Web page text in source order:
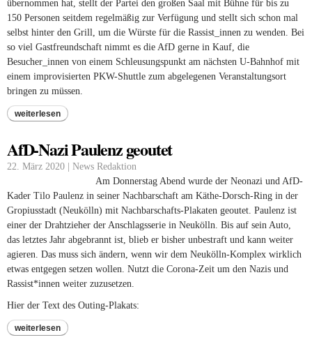
übernommen hat, stellt der Partei den großen Saal mit Bühne für bis zu
150 Personen seitdem regelmäßig zur Verfügung und stellt sich schon mal
selbst hinter den Grill, um die Würste für die Rassist_innen zu wenden. Bei
so viel Gastfreundschaft nimmt es die AfD gerne in Kauf, die
Besucher_innen von einem Schleusungspunkt am nächsten U-Bahnhof mit
einem improvisierten PKW-Shuttle zum abgelegenen Veranstaltungsort
bringen zu müssen.
weiterlesen
AfD-Nazi Paulenz geoutet
22. März 2020 | News Redaktion
Am Donnerstag Abend wurde der Neonazi und AfD-
Kader Tilo Paulenz in seiner Nachbarschaft am Käthe-Dorsch-Ring in der
Gropiusstadt (Neukölln) mit Nachbarschafts-Plakaten geoutet. Paulenz ist
einer der Drahtzieher der Anschlagsserie in Neukölln. Bis auf sein Auto,
das letztes Jahr abgebrannt ist, blieb er bisher unbestraft und kann weiter
agieren. Das muss sich ändern, wenn wir dem Neukölln-Komplex wirklich
etwas entgegen setzen wollen. Nutzt die Corona-Zeit um den Nazis und
Rassist*innen weiter zuzusetzen.
Hier der Text des Outing-Plakats:
weiterlesen